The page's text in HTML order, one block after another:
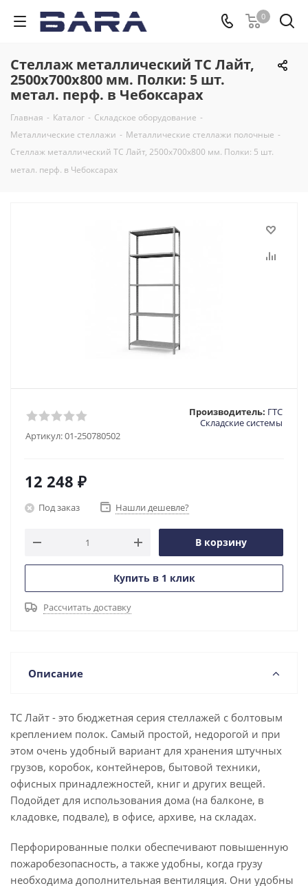
0
Стеллаж металлический ТС Лайт,
2500x700x800 мм. Полки: 5 шт.
метал. перф. в Чебоксарах
Главная - Каталог - Складское оборудование -
Металлические стеллажи - Металлические стеллажи полочные -
Стеллаж металлический ТС Лайт, 2500x700x800 мм. Полки: 5 шт.
метал. перф. в Чебоксарах
Артикул:01-250780502
Производитель: ГТС
Складские системы
12 248 ₽
Под заказ Нашли дешевле?
В корзину
Купить в 1 клик
Рассчитать доставку
Описание
ТС Лайт - это бюджетная серия стеллажей с болтовым
креплением полок. Самый простой, недорогой и при
этом очень удобный вариант для хранения штучных
грузов, коробок, контейнеров, бытовой техники,
офисных принадлежностей, книг и других вещей.
Подойдет для использования дома (на балконе, в
кладовке, подвале), в офисе, архиве, на складах.
Перфорированные полки обеспечивают повышенную
пожаробезопасность, а также удобны, когда грузу
необходима дополнительная вентиляция. Они удобны